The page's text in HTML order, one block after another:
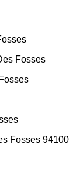
Fosses
Fosses 94100